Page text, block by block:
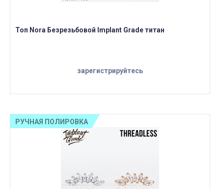
Топ Nora Безрезьбовой Implant Grade титан
зарегистрируйтесь
РУЧНАЯ ПОЛИРОВКА